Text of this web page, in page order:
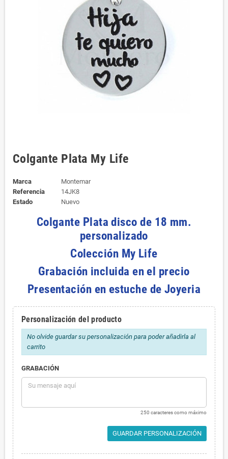
Colgante Plata My Life
Marca
Montemar
Referencia
14JK8
Estado
Nuevo
Colgante Plata disco de 18 mm.
personalizado
Colección My Life
Grabación incluida en el precio
Presentación en estuche de Joyeria
Personalización del producto
No olvide guardar su personalización para poder añadirla al
carrito
GRABACIÓN
250 caracteres como máximo
GUARDAR PERSONALIZACIÓN